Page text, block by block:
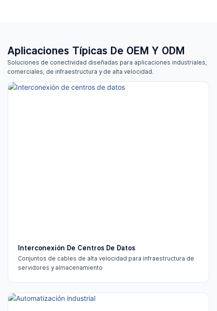
Aplicaciones Típicas De OEM Y ODM
Soluciones de conectividad diseñadas para aplicaciones industriales,
comerciales, de infraestructura y de alta velocidad.
Interconexión De Centros De Datos
Conjuntos de cables de alta velocidad para infraestructura de
servidores y almacenamiento